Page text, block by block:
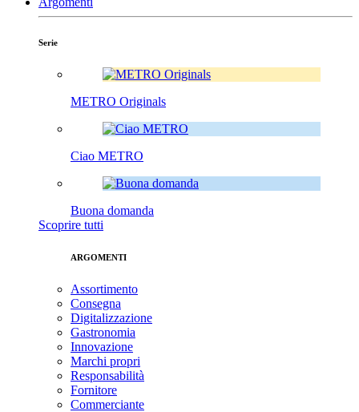
Serie
METRO Originals
Ciao METRO
Buona domanda
Scoprire tutti
ARGOMENTI
Assortimento
Consegna
Digitalizzazione
Gastronomia
Innovazione
Marchi propri
Responsabilità
Fornitore
Commerciante